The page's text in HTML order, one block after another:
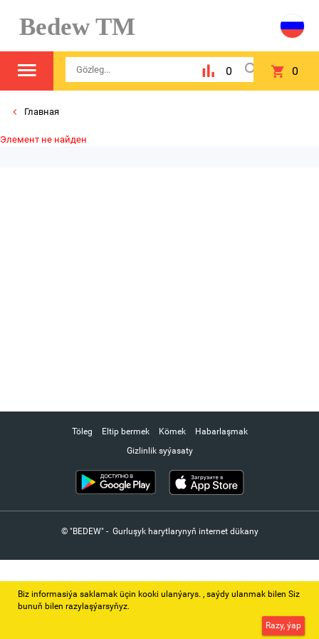
Bedew TM
0 0
Главная
Элемент не найден
Töleg Eltip bermek Kömek
Habarlaşmak
Gizlinlik syýasaty
© "BEDEW" - Gurluşyk harytlarynyň internet dükany
Biz informasiýa saklamak üçin kooki ulanýarys. ‚ saýdy ulanmak bilen Siz
bunuň bilen razylaşýarsyňyz.
Razy, ýap